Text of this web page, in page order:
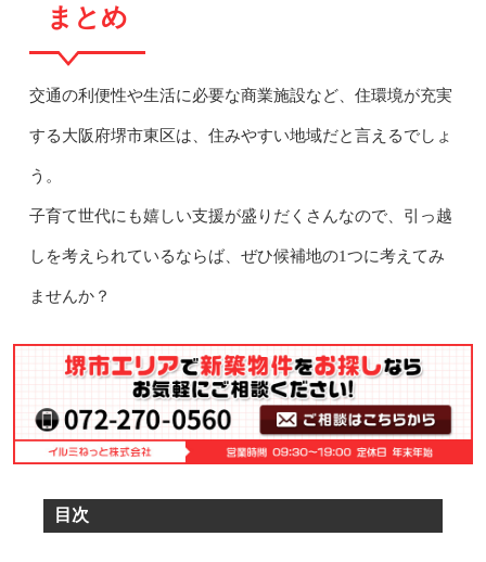
まとめ
交通の利便性や生活に必要な商業施設など、住環境が充実
する大阪府堺市東区は、住みやすい地域だと言えるでしょ
う。
子育て世代にも嬉しい支援が盛りだくさんなので、引っ越
しを考えられているならば、ぜひ候補地の1つに考えてみ
ませんか？
目次